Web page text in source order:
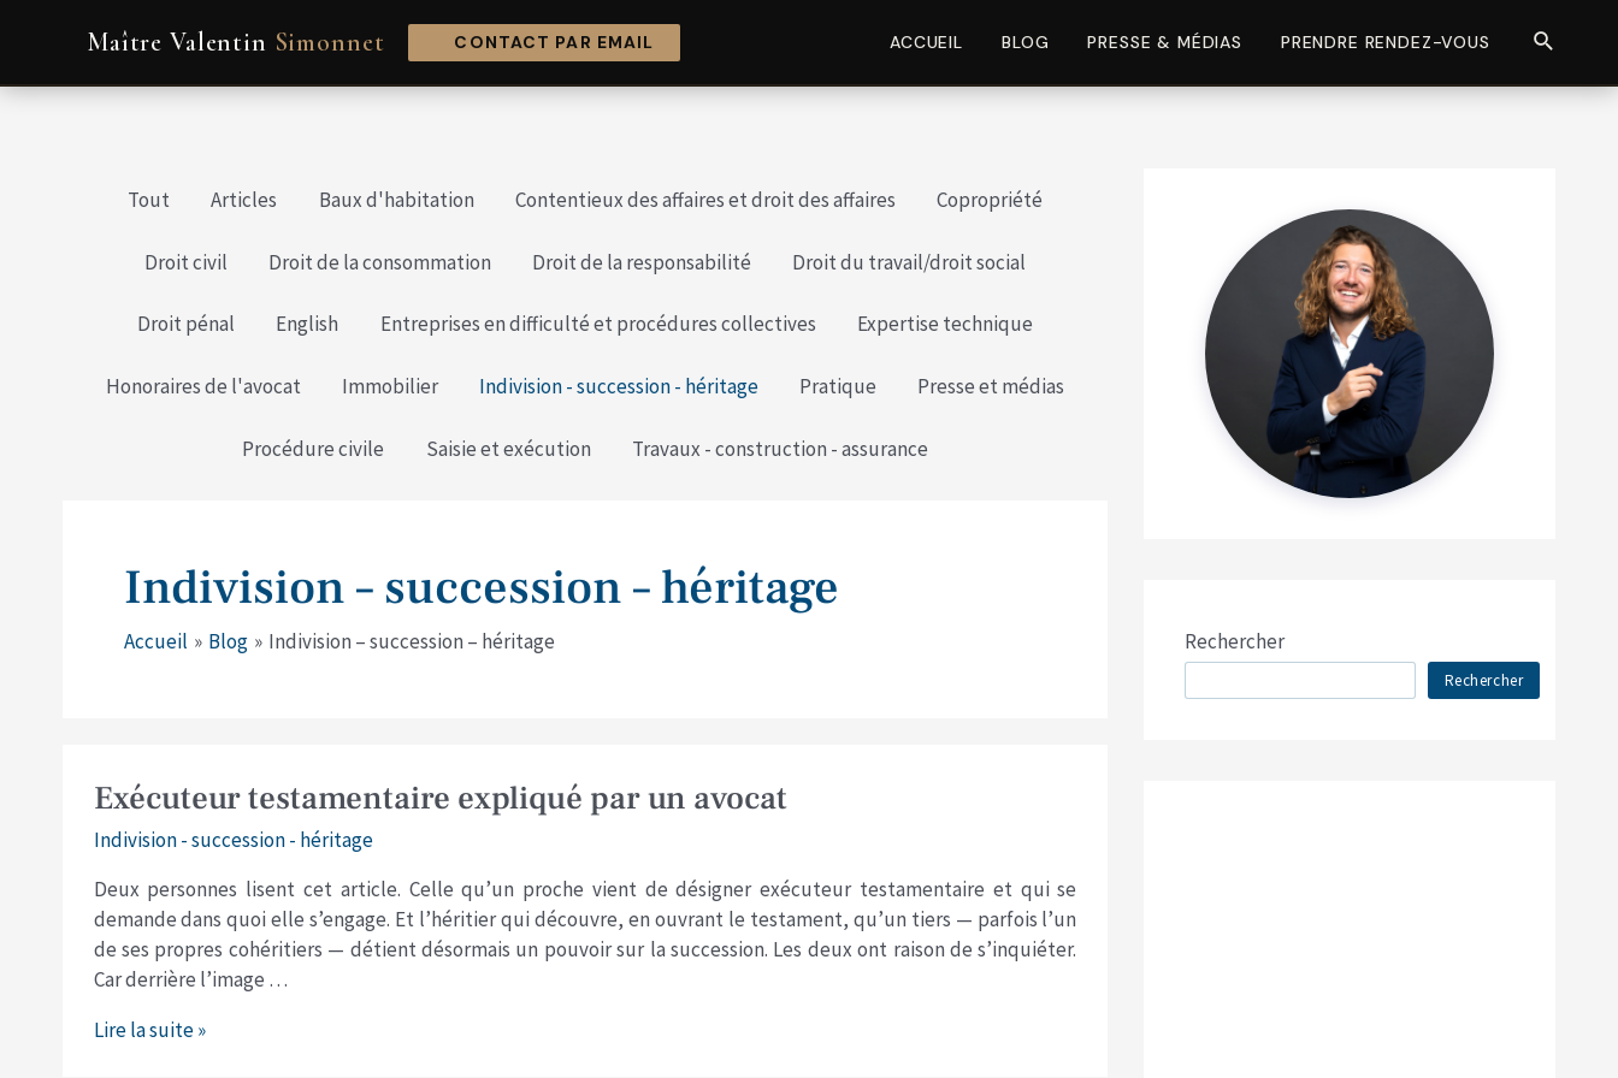
Maître Valentin Simonnet CONTACT PAR EMAIL ACCUEIL BLOG PRESSE & MÉDIAS PRENDRE RENDEZ-VOUS
Tout Articles Baux d'habitation Contentieux des affaires et droit des affaires Copropriété
Droit civil Droit de la consommation Droit de la responsabilité Droit du travail/droit social
Droit pénal English Entreprises en difficulté et procédures collectives Expertise technique
Honoraires de l'avocat Immobilier Indivision - succession - héritage Pratique Presse et médias
Procédure civile Saisie et exécution Travaux - construction - assurance
Indivision – succession – héritage
Accueil Blog Indivision – succession – héritage
Exécuteur testamentaire expliqué par un avocat
Indivision - succession - héritage
Deux personnes lisent cet article. Celle qu’un proche vient de désigner exécuteur testamentaire et qui se
demande dans quoi elle s’engage. Et l’héritier qui découvre, en ouvrant le testament, qu’un tiers — parfois l’un
de ses propres cohéritiers — détient désormais un pouvoir sur la succession. Les deux ont raison de s’inquiéter.
Car derrière l’image …
Exécuteur
expliqué
par
un
avocat
Lire la suite »
des
Rechercher
Rechercher